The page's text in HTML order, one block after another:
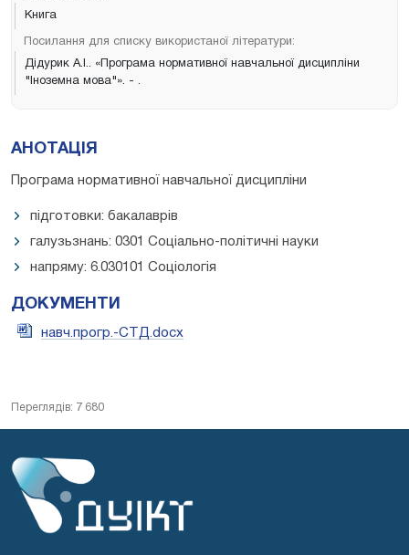
Книга
Посилання для списку використаної літератури:
Дідурик А.І.. «Програма нормативної навчальної дисципліни
"Іноземна мова"». - .
АНОТАЦІЯ
Програма нормативної навчальної дисципліни
підготовки: бакалаврів
галузьзнань: 0301 Соціально-політичні науки
напряму: 6.030101 Соціологія
ДОКУМЕНТИ
навч.прогр.-СТД.docx
Переглядів: 7 680